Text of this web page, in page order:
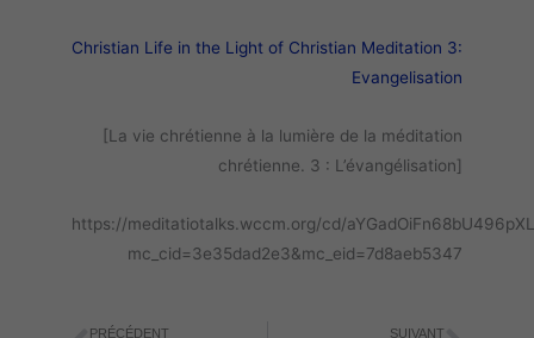
Christian Life in the Light of Christian Meditation 3:
Evangelisation
[La vie chrétienne à la lumière de la méditation
chrétienne. 3 : L’évangélisation]
https://meditatiotalks.wccm.org/cd/
mc_cid=3e35dad2e3&mc_eid=7d8aeb5347
PRÉCÉDENT SUIVANT